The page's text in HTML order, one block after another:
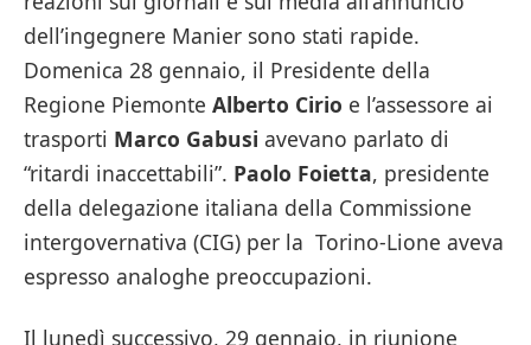
dell’ingegnere Manier sono stati rapide.
Domenica 28 gennaio, il Presidente della
Regione Piemonte Alberto Cirio e l’assessore ai
trasporti Marco Gabusi avevano parlato di
“ritardi inaccettabili”. Paolo Foietta, presidente
della delegazione italiana della Commissione
intergovernativa (CIG) per la Torino-Lione aveva
espresso analoghe preoccupazioni.
Il lunedì successivo, 29 gennaio, in riunione